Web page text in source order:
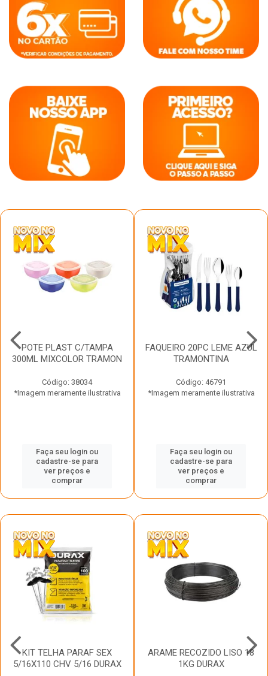
POTE PLAST C/TAMPA
300ML MIXCOLOR TRAMON
Código: 38034
*Imagem meramente ilustrativa
Faça seu login ou
cadastre-se para
ver preços e
comprar
FAQUEIRO 20PC LEME AZUL
TRAMONTINA
Código: 46791
*Imagem meramente ilustrativa
Faça seu login ou
cadastre-se para
ver preços e
comprar
KIT TELHA PARAF SEX
5/16X110 CHV 5/16 DURAX
ARAME RECOZIDO LISO 18
1KG DURAX